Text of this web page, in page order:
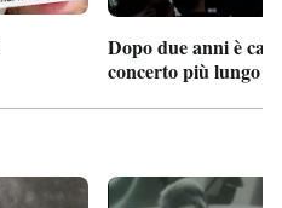
Dopo due anni è
concerto più lungo